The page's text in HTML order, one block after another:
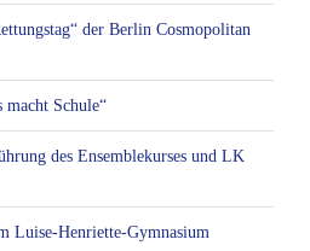
der Berlin Cosmopolitan
Schule“
des Ensemblekurses und LK
Luise-Henriette-Gymnasium